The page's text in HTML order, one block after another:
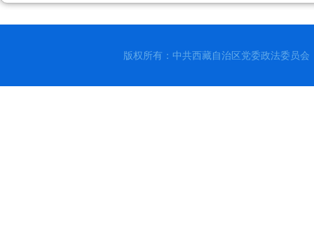
版权所有：中共西藏自治区党委政法委员